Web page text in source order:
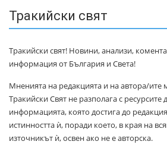
Тракийски свят
Тракийски свят! Новини, анализи,
информация от България и Света!
Мненията на редакцията и на автора/ите
Тракийски Свят не разполага с ресурсите
информацията, която достига до
истинността ѝ, поради което, в края на
източникът ѝ, освен ако не е авторска.